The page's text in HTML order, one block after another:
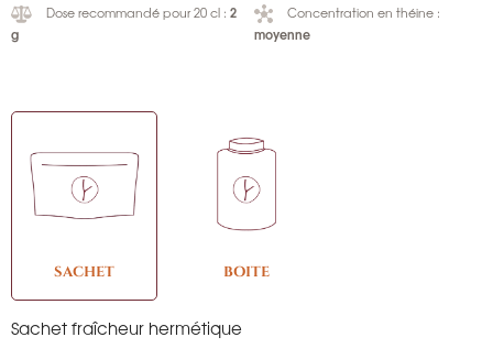
Dose recommandé pour 20 cl : 2
g
Concentration en théine :
moyenne
SACHET BOITE
Sachet fraîcheur hermétique